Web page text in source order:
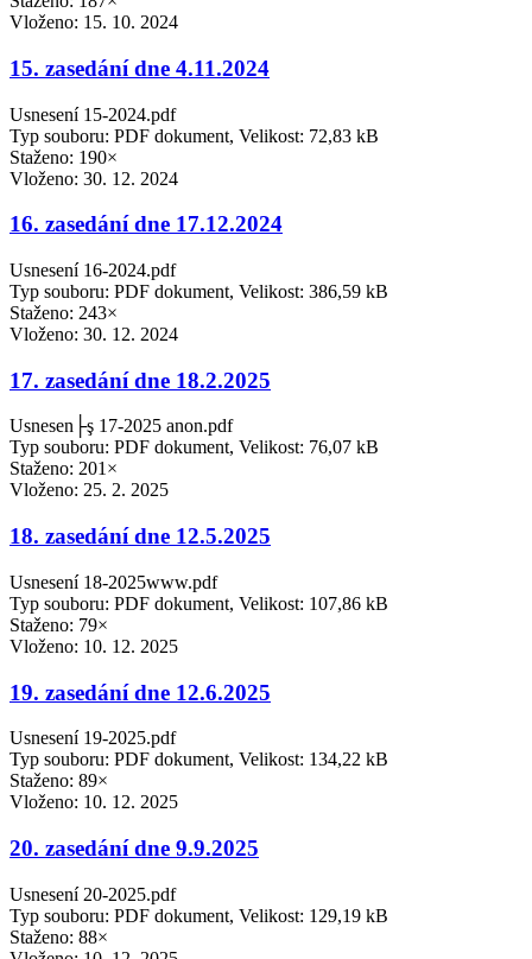
Vloženo: 15. 10. 2024
15. zasedání dne 4.11.2024
Usnesení 15-2024.pdf
Typ souboru: PDF dokument, Velikost: 72,83 kB
Staženo: 190×
Vloženo: 30. 12. 2024
16. zasedání dne 17.12.2024
Usnesení 16-2024.pdf
Typ souboru: PDF dokument, Velikost: 386,59 kB
Staženo: 243×
Vloženo: 30. 12. 2024
17. zasedání dne 18.2.2025
Usnesen├ş 17-2025 anon.pdf
Typ souboru: PDF dokument, Velikost: 76,07 kB
Staženo: 201×
Vloženo: 25. 2. 2025
18. zasedání dne 12.5.2025
Usnesení 18-2025www.pdf
Typ souboru: PDF dokument, Velikost: 107,86 kB
Staženo: 79×
Vloženo: 10. 12. 2025
19. zasedání dne 12.6.2025
Usnesení 19-2025.pdf
Typ souboru: PDF dokument, Velikost: 134,22 kB
Staženo: 89×
Vloženo: 10. 12. 2025
20. zasedání dne 9.9.2025
Usnesení 20-2025.pdf
Typ souboru: PDF dokument, Velikost: 129,19 kB
Staženo: 88×